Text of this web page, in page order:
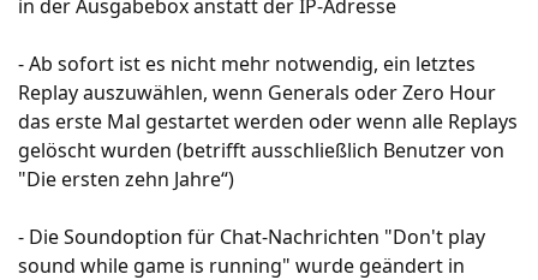
in der Ausgabebox anstatt der IP-Adresse
- Ab sofort ist es nicht mehr notwendig, ein letztes
Replay auszuwählen, wenn Generals oder Zero Hour
das erste Mal gestartet werden oder wenn alle Replays
gelöscht wurden (betrifft ausschließlich Benutzer von
"Die ersten zehn Jahre“)
- Die Soundoption für Chat-Nachrichten "Don't play
sound while game is running" wurde geändert in